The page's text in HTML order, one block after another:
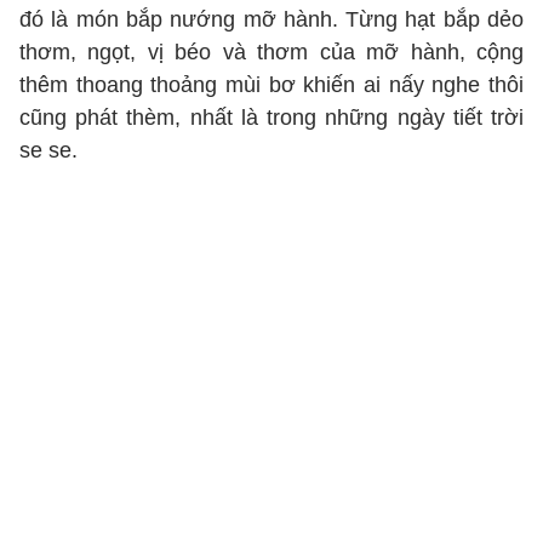
đó là món bắp nướng mỡ hành. Từng hạt bắp dẻo
thơm, ngọt, vị béo và thơm của mỡ hành, cộng
thêm thoang thoảng mùi bơ khiến ai nấy nghe thôi
cũng phát thèm, nhất là trong những ngày tiết trời
se se.